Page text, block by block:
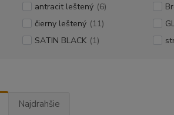
antracit leštený (6)
čierny leštený (11)
SATIN BLACK (1)
Najdrahšie